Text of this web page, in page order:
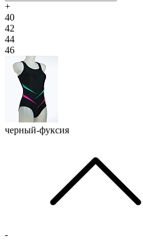
+
40
42
44
46
черный-фуксия
-